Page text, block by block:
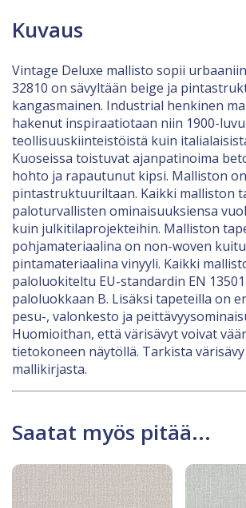
Kuvaus
Vintage Deluxe mallisto sopii
32810 on sävyltään beige ja
kangasmainen. Industrial henkinen
hakenut inspiraatiotaan niin 1900-
teollisuuskiinteistöistä kuin
Kuoseissa toistuvat ajanpatinoima
hohto ja rapautunut kipsi. Malliston
pintastruktuuriltaan. Kaikki malliston
paloturvallisten ominaisuuksiensa
kuin julkitilaprojekteihin. Malliston
pohjamateriaalina on non-woven
pintamateriaalina vinyyli. Kaikki
paloluokiteltu EU-standardin EN
paloluokkaan B. Lisäksi tapeteilla on
pesu-, valonkesto ja
Huomioithan, että värisävyt voivat
tietokoneen näytöllä. Tarkista
mallikirjasta.
Saatat myös pitää...